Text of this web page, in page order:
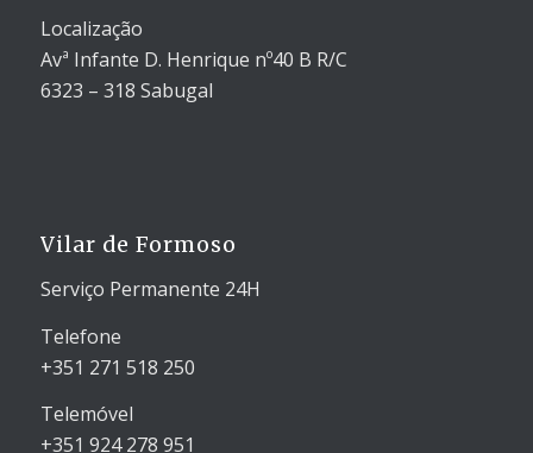
Localização
Avª Infante D. Henrique nº40 B R/C
6323 – 318 Sabugal
Vilar de Formoso
Serviço Permanente 24H
Telefone
+351 271 518 250
Telemóvel
+351 924 278 951